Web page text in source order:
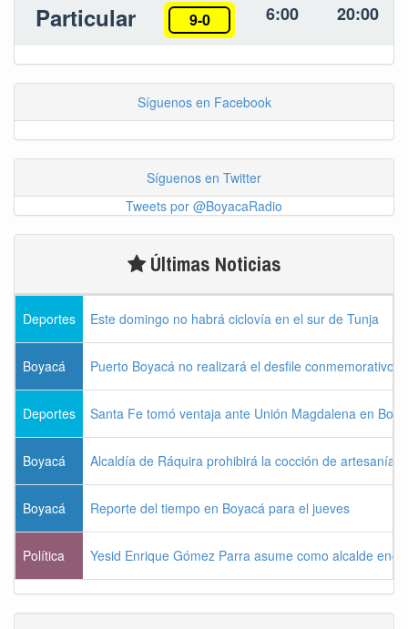
Particular 9-0 6:00 20:00
Síguenos en Facebook
Síguenos en Twitter
Tweets por @BoyacaRadio
Últimas Noticias
Deportes Este domingo no habrá ciclovía en el sur de Tunja
Boyacá Puerto Boyacá no realizará el desfile conmemorativo
Deportes Santa Fe tomó ventaja ante Unión Magdalena en
Boyacá Alcaldía de Ráquira prohibirá la cocción de
Boyacá Reporte del tiempo en Boyacá para el jueves
Política Yesid Enrique Gómez Parra asume como alcalde